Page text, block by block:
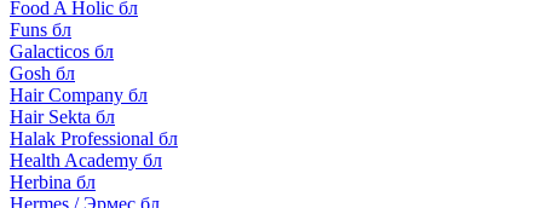
Food A Holic бл
Funs бл
Galacticos бл
Gosh бл
Hair Company бл
Hair Sekta бл
Halak Professional бл
Health Academy бл
Herbina бл